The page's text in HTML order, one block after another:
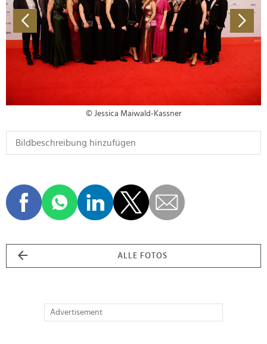
© Jessica Maiwald-Kassner
ALLE FOTOS
Advertisement